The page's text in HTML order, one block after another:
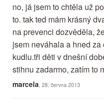
no, já jsem to chtěla už
to. tak ted mám krásný
na prevenci dozvěděla,
jsem neváhala a hned
kudlu.tři děti v dnešní
stihnu zadarmo, zatím to
marcela , 28. června 2013